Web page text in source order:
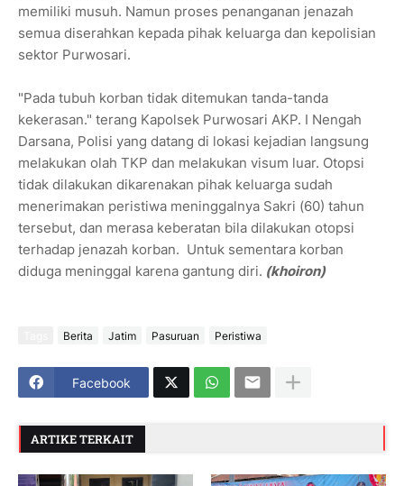
memiliki musuh. Namun proses penanganan jenazah
semua diserahkan kepada pihak keluarga dan kepolisian
sektor Purwosari.
"Pada tubuh korban tidak ditemukan tanda-tanda
kekerasan." terang Kapolsek Purwosari AKP. I Nengah
Darsana, Polisi yang datang di lokasi kejadian langsung
melakukan olah TKP dan melakukan visum luar. Otopsi
tidak dilakukan dikarenakan pihak keluarga sudah
menerimakan peristiwa meninggalnya Sakri (60) tahun
tersebut, dan merasa keberatan bila dilakukan otopsi
terhadap jenazah korban. Untuk sementara korban
diduga meninggal karena gantung diri. (khoiron)
Berita Jatim Pasuruan Peristiwa
Facebook
ARTIKE TERKAIT